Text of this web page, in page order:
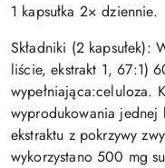
1 kapsułka 2× dziennie.
Składniki (2
liście, ekstrakt 1, 67:1)
wypełniająca:celuloza.
wyprodukowania jednej
ekstraktu z pokrzywy
wykorzystano 500 mg